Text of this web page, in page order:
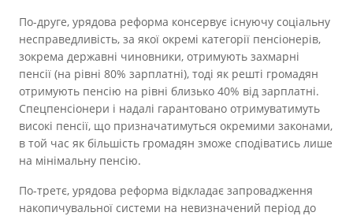
По-друге, урядова реформа консервує існуючу соціальну
несправедливість, за якої окремі категорії пенсіонерів,
зокрема державні чиновники, отримують захмарні
пенсії (на рівні 80% зарплатні), тоді як решті громадян
отримують пенсію на рівні близько 40% від зарплатні.
Спецпенсіонери і надалі гарантовано отримуватимуть
високі пенсії, що призначатимуться окремими законами,
в той час як більшість громадян зможе сподіватись лише
на мінімальну пенсію.
По-третє, урядова реформа відкладає запровадження
накопичувальної системи на невизначений період до